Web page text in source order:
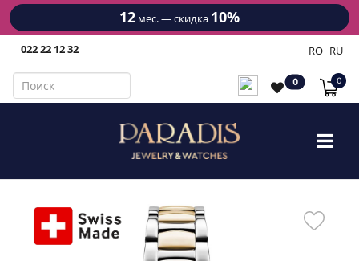
12 мес. — скидка 10%
022 22 12 32 RO RU
0 0